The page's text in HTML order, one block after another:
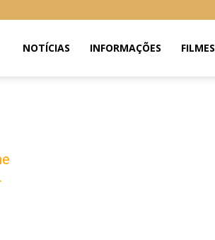
NOTÍCIAS INFORMAÇÕES FILMES